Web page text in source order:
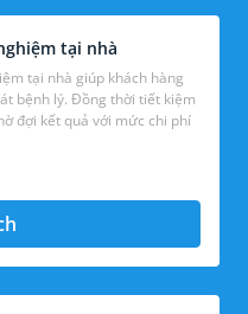
tại nhà
tại nhà giúp khách hàng
bệnh lý. Đồng thời tiết kiệm